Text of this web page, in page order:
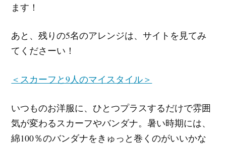
ます！
あと、残りの5名のアレンジは、サイトを見てみ
てくださーい！
＜スカーフと9人のマイスタイル＞
いつものお洋服に、ひとつプラスするだけで雰囲
気が変わるスカーフやバンダナ。暑い時期には、
綿100％のバンダナをきゅっと巻くのがいいかな